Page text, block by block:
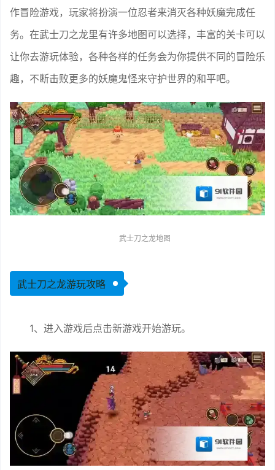
作冒险游戏，玩家将扮演一位忍者来消灭各种妖魔完成任
务。在武士刀之龙里有许多地图可以选择，丰富的关卡可以
让你去游玩体验，各种各样的任务会为你提供不同的冒险乐
趣，不断击败更多的妖魔鬼怪来守护世界的和平吧。
武士刀之龙地图
武士刀之龙游玩攻略
1、进入游戏后点击新游戏开始游玩。